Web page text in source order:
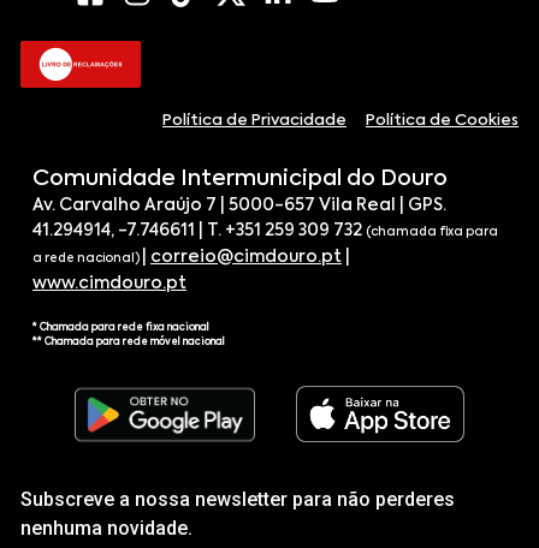
Política de Privacidade Política de Cookies
Comunidade Intermunicipal do Douro
Av. Carvalho Araújo 7 | 5000-657 Vila Real | GPS.
41.294914, -7.746611 | T. +351 259 309 732 (chamada fixa para
a rede nacional) correio@cimdouro.pt
www.cimdouro.pt
* Chamada para rede fixa nacional
** Chamada para rede móvel nacional
Subscreve a nossa newsletter para não perderes
nenhuma novidade.